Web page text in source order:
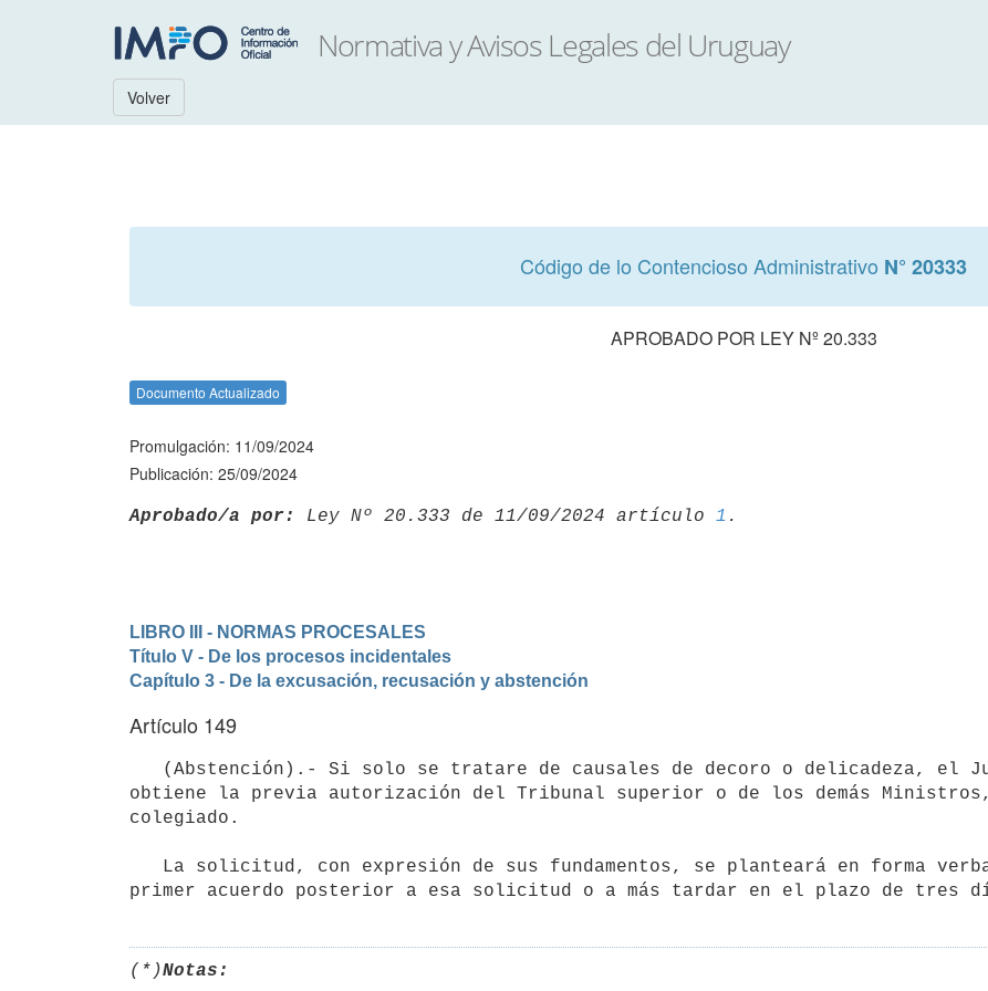
Volver
Código de lo Contencioso Administrativo N° 20333
APROBADO POR LEY Nº 20.333
Documento Actualizado
Promulgación: 11/09/2024
Publicación: 25/09/2024
Aprobado/a por: Ley Nº 20.333 de 11/09/2024 artículo 1
LIBRO III - NORMAS PROCESALES
Título V - De los procesos incidentales
Capítulo 3 - De la excusación, recusación y abstención
Artículo 149
obtiene la previa autorización del Tribunal superior o de los demás
colegiado.
primer acuerdo posterior a esa solicitud o a más tardar en el plazo de tres
(*)Notas: